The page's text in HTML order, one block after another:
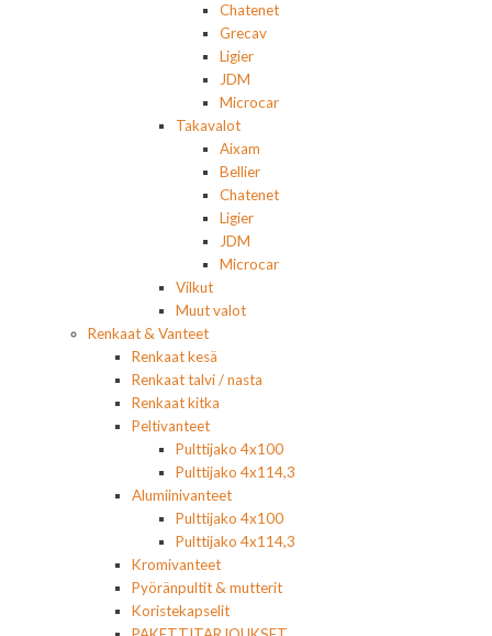
Chatenet
Grecav
Ligier
JDM
Microcar
Takavalot
Aixam
Bellier
Chatenet
Ligier
JDM
Microcar
Vilkut
Muut valot
Renkaat & Vanteet
Renkaat kesä
Renkaat talvi / nasta
Renkaat kitka
Peltivanteet
Pulttijako 4x100
Pulttijako 4x114,3
Alumiinivanteet
Pulttijako 4x100
Pulttijako 4x114,3
Kromivanteet
Pyöränpultit & mutterit
Koristekapselit